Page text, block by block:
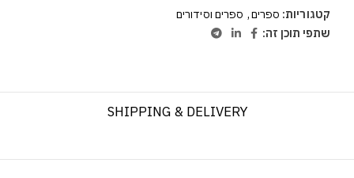
קטגוריות: ספרים, ספרים וסידורים
שתפי תוכן זה:
SHIPPING & DELIVERY